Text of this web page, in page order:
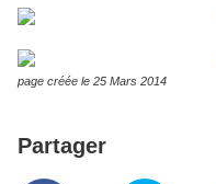
page créée le 25 Mars 2014
Partager